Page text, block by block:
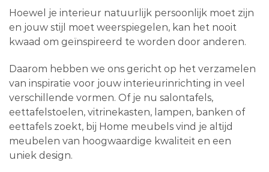
Hoewel je interieur natuurlijk persoonlijk moet zijn
en jouw stijl moet weerspiegelen, kan het nooit
kwaad om geïnspireerd te worden door anderen.
Daarom hebben we ons gericht op het verzamelen
van inspiratie voor jouw interieurinrichting in veel
verschillende vormen. Of je nu salontafels,
eettafelstoelen, vitrinekasten, lampen, banken of
eettafels zoekt, bij Home meubels vind je altijd
meubelen van hoogwaardige kwaliteit en een
uniek design.